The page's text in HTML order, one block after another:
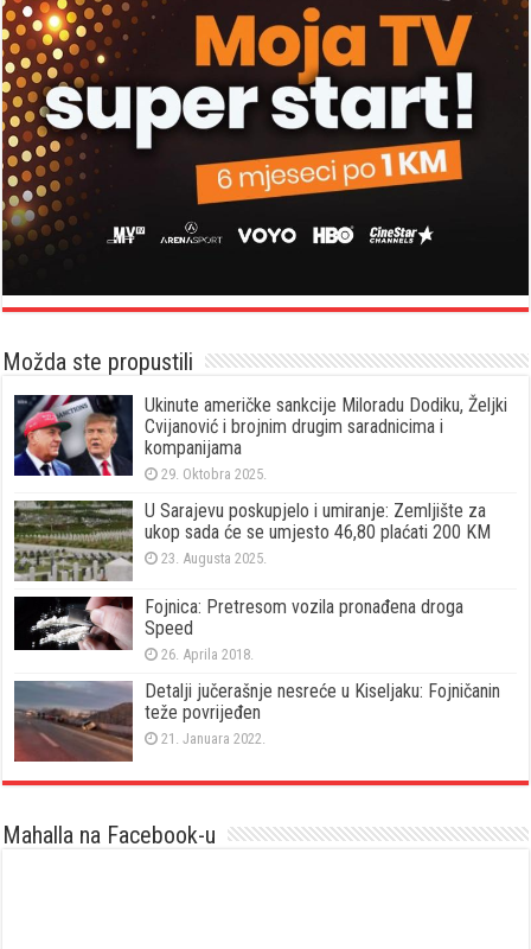
Možda ste propustili
Ukinute američke sankcije Miloradu Dodiku, Željki
Cvijanović i brojnim drugim saradnicima i
kompanijama
29. Oktobra 2025.
U Sarajevu poskupjelo i umiranje: Zemljište za
ukop sada će se umjesto 46,80 plaćati 200 KM
23. Augusta 2025.
Fojnica: Pretresom vozila pronađena droga
Speed
26. Aprila 2018.
Detalji jučerašnje nesreće u Kiseljaku: Fojničanin
teže povrijeđen
21. Januara 2022.
Mahalla na Facebook-u